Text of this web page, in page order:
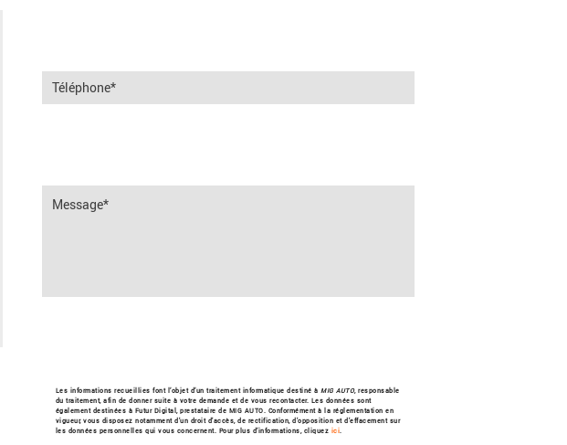
Les informations recueillies font l’objet d’un traitement informatique destiné à MIG AUTO, responsable
du traitement, afin de donner suite à votre demande et de vous recontacter. Les données sont
également destinées à Futur Digital, prestataire de MIG AUTO. Conformément à la réglementation en
vigueur, vous disposez notamment d'un droit d'accès, de rectification, d'opposition et d'effacement sur
les données personnelles qui vous concernent. Pour plus d’informations, cliquez ici